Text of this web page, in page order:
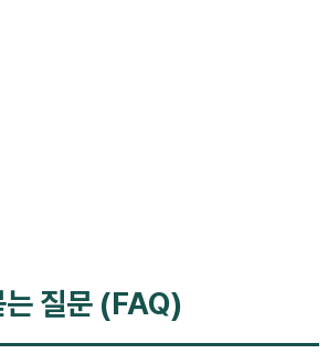
질문 (FAQ)